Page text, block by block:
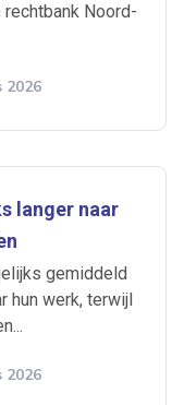
Noord-
2026
langer naar
gemiddeld
hun werk, terwijl
2026